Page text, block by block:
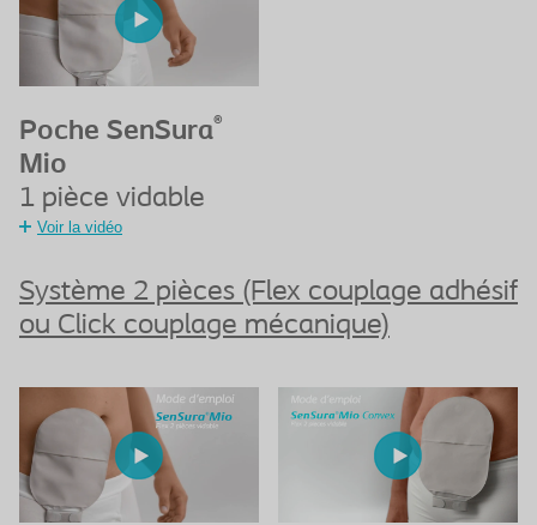
Poche SenSura®
Mio
1 pièce vidable
Voir la vidéo
Système 2 pièces (Flex couplage adhésif
ou Click couplage mécanique)